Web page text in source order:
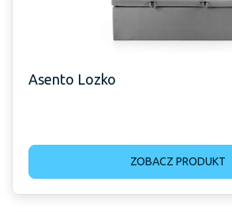
Asento Lozko
ZOBACZ PRODUKT